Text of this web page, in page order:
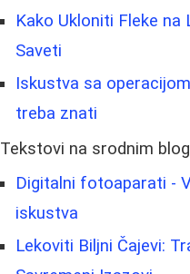
Kako Ukloniti Fleke na
Saveti
Iskustva sa
treba znati
Tekstovi na srodnim
Digitalni fotoaparati -
iskustva
Lekoviti Biljni Čajevi: